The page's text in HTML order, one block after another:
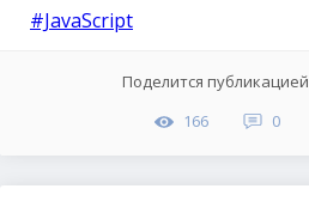
#JavaScript
Поделится публикацией
166
0